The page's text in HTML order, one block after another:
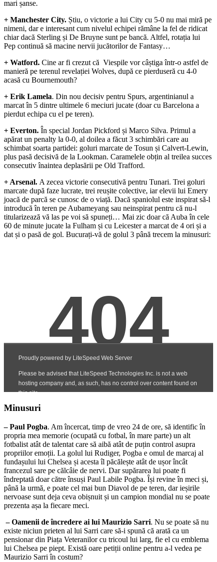
mari șanse.
+ Manchester City. Știu, o victorie a lui City cu 5-0 nu mai miră pe
nimeni, dar e interesant cum nivelul echipei rămâne la fel de ridicat
chiar dacă Sterling și De Bruyne sunt pe bancă. Altfel, rotația lui
Pep continuă să macine nervii jucătorilor de Fantasy…
+ Watford. Cine ar fi crezut că Viespile vor câștiga într-o astfel de
manieră pe terenul revelației Wolves, după ce pierduseră cu 4-0
acasă cu Bournemouth?
+ Erik Lamela. Din nou decisiv pentru Spurs, argentinianul a
marcat în 5 dintre ultimele 6 meciuri jucate (doar cu Barcelona a
pierdut echipa cu el pe teren).
+ Everton. În special Jordan Pickford și Marco Silva. Primul a
apărat un penalty la 0-0, al doilea a făcut 3 schimbări care au
schimbat soarta partidei: goluri marcate de Tosun și Calvert-Lewin,
plus pasă decisivă de la Lookman. Caramelele obțin al treilea succes
consecutiv înaintea deplasării pe Old Trafford.
+ Arsenal. A zecea victorie consecutivă pentru Tunari. Trei goluri
marcate după faze lucrate, trei reușite colective, iar elevii lui Emery
joacă de parcă se cunosc de o viață. Dacă spaniolul este inspirat să-l
introducă în teren pe Aubameyang sau neinspirat pentru că nu-l
titularizează vă las pe voi să spuneți… Mai zic doar că Auba în cele
60 de minute jucate la Fulham și cu Leicester a marcat de 4 ori și a
dat și o pasă de gol. Bucurați-vă de golul 3 până trecem la minusuri:
Minusuri
– Paul Pogba. Am încercat, timp de vreo 24 de ore, să identific în
propria mea memorie (ocupată cu fotbal, în mare parte) un alt
fotbalist atât de talentat care să aibă atât de puțin control asupra
propriilor emoții. La golul lui Rudiger, Pogba e omul de marcaj al
fundașului lui Chelsea și acesta îl păcălește atât de ușor încât
francezul sare pe călcâie de nervi. Dar supărarea lui poate fi
îndreptată doar către însuși Paul Labile Pogba. Își revine în meci și,
până la urmă, e poate cel mai bun Diavol de pe teren, dar ieșirile
nervoase sunt deja ceva obișnuit și un campion mondial nu se poate
prezenta așa la fiecare meci.
– Oamenii de încredere ai lui Maurizio Sarri. Nu se poate să nu
existe niciun prieten al lui Sarri care să-i spună că arată ca un
pensionar din Piața Veteranilor cu tricoul lui larg, fie el cu emblema
lui Chelsea pe piept. Există oare petiții online pentru a-l vedea pe
Maurizio Sarri în costum?